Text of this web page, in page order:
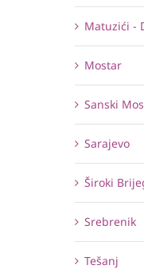
Matuzići -
Mostar
Sanski
Sarajevo
Široki
Srebrenik
Tešanj